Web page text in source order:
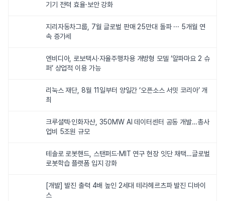
기기 전력 효율·보안 강화
지리자동차그룹, 7월 글로벌 판매 25만대 돌파 ··· 5개월 연
속 증가세
엔비디아, 로보택시·자율주행차용 개방형 모델 ‘알파마요 2 슈
퍼’ 상업적 이용 가능
리눅스 재단, 8월 11일부터 양일간 ‘오픈소스 서밋 코리아’ 개
최
크루셜텍·인화자산, 350MW AI 데이터센터 공동 개발…총사
업비 5조원 규모
테솔로 로봇핸드, 스탠퍼드·MIT 연구 현장 잇단 채택…글로벌
로봇학습 플랫폼 입지 강화
[개발] 발진 출력 4배 높인 2세대 테라헤르츠파 발진 디바이
스